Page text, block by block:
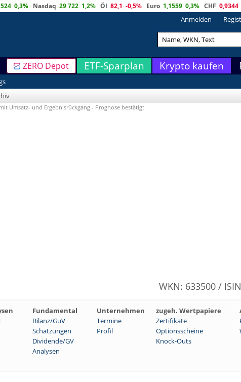
0,3% Nasdaq 29 722 1,2% Öl 82,1 -0,5% Euro 1,1559 0,3% CHF 0,9344
Anmelden
ZERO Depot ETF-Sparplan Krypto kaufen
Umsatz- und Ergebnisrückgang - Prognose bestätigt
WKN: 633500 /
Fundamental Unternehmen zugeh. Wertpapiere
Bilanz/GuV Termine Zertifikate
Schätzungen Profil Optionsscheine
Dividende/GV
Knock-Outs
Analysen